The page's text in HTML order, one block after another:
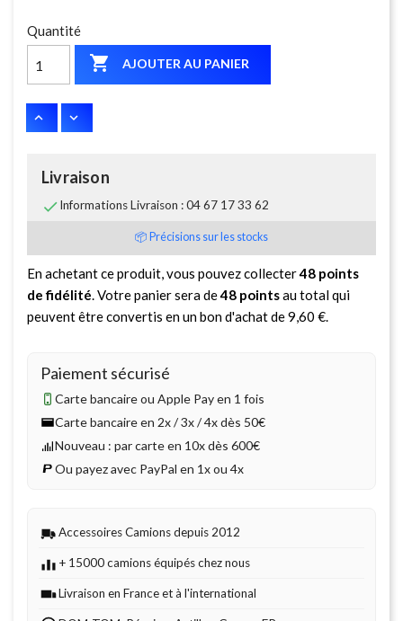
Quantité
 AJOUTER AU PANIER
Livraison
Informations Livraison : 04 67 17 33 62
📦 Précisions sur les stocks
En achetant ce produit, vous pouvez collecter48 points
de fidélité. Votre panier sera de48 pointsau total qui
peuvent être convertis en un bon d'achat de9,60 €.
Paiement sécurisé
Carte bancaire ou Apple Pay en 1 fois
Carte bancaire en 2x / 3x / 4x dès 50€
Nouveau : par carte en 10x dès 600€
Ou payez avec PayPal en 1x ou 4x
Accessoires Camions depuis 2012
+ 15000 camions équipés chez nous
Livraison en France et à l'international